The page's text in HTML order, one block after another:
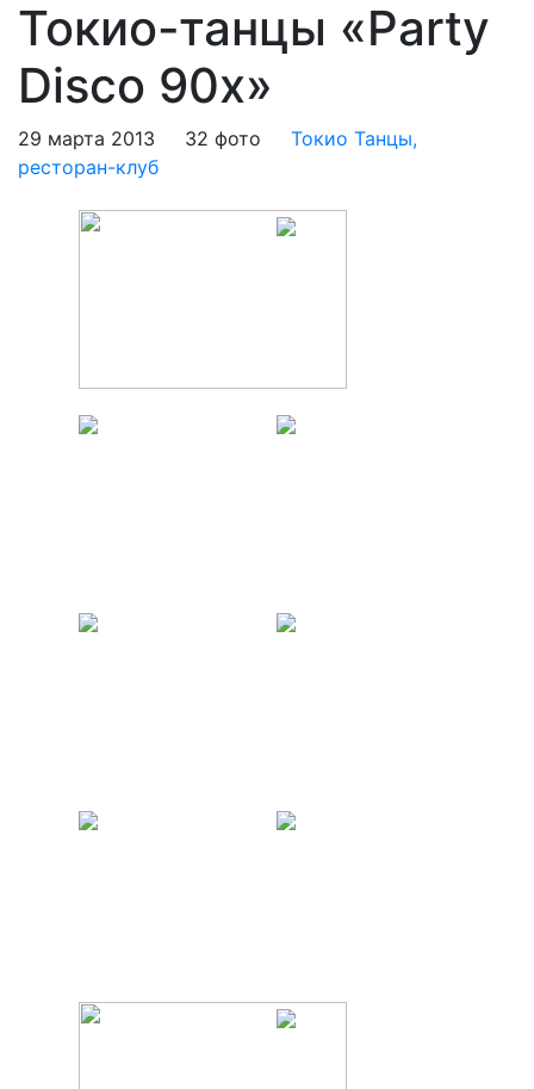
Токио-танцы «Party
Disco 90х»
29 марта 2013 32 фото
Токио Танцы,
ресторан-клуб